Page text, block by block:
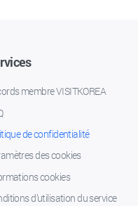
membre VISITKOREA
de confidentialité
des cookies
cookies
d’utilisation du service